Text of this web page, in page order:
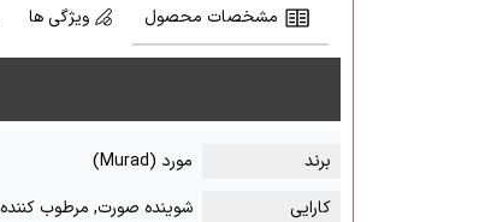
مشخصات محصول ویژگی ها
برند مورد (Murad)
کارایی
شوینده صورت, مرطوب کننده